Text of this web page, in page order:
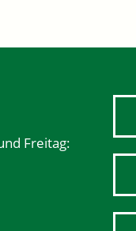
Freitag: